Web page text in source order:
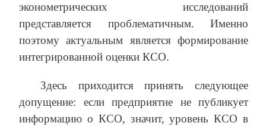
эконометрических исследований
представляется проблематичным. Именно
поэтому актуальным является формирование
интегрированной оценки КСО.
Здесь приходится принять следующее
допущение: если предприятие не публикует
информацию о КСО, значит, уровень КСО в